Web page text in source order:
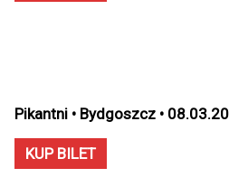
Pikantni • Bydgoszcz •
KUP BILET